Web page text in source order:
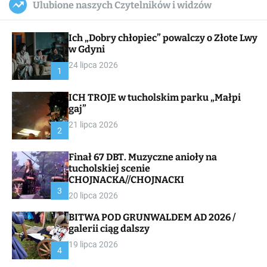
c
a
a
s
W
i
e
l
c
Ulubione naszych Czytelników i widzów
1
Ich „Dobry chłopiec” powalczy o Złote Lwy
w Gdyni
24 lipca 2026
2
ICH TROJE w tucholskim parku „Małpi
gaj”
21 lipca 2026
3
Finał 67 DBT. Muzyczne anioły na
tucholskiej scenie
CHOJNACKA//CHOJNACKI
20 lipca 2026
4
BITWA POD GRUNWALDEM AD 2026 /
galerii ciąg dalszy
19 lipca 2026